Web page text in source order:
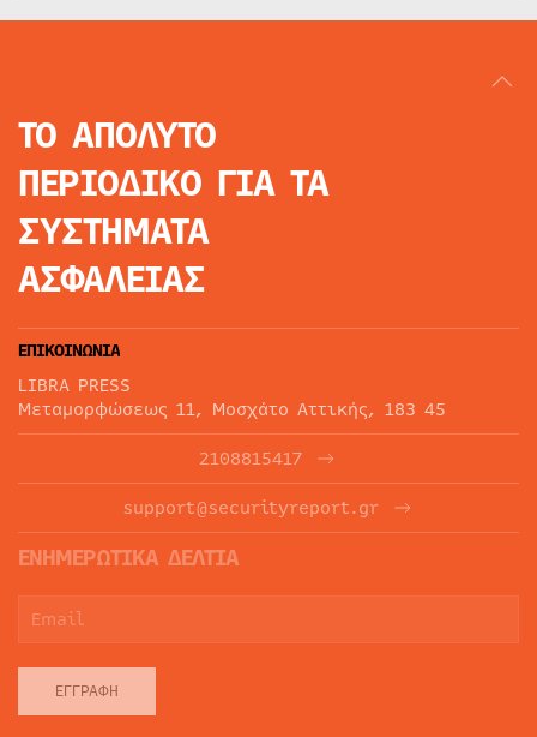
ΤΟ ΑΠΟΛΥΤΟ
ΠΕΡΙΟΔΙΚΟ ΓΙΑ ΤΑ
ΣΥΣΤΗΜΑΤΑ
ΑΣΦΑΛΕΙΑΣ
ΕΠΙΚΟΙΝΩΝΙΑ
LIBRA PRESS
Μεταμορφώσεως 11, Μοσχάτο Αττικής, 183 45
2108815417
support@securityreport.gr
ΕΝΗΜΕΡΩΤΙΚΑ ΔΕΛΤΙΑ
ΕΓΓΡΑΦΉ